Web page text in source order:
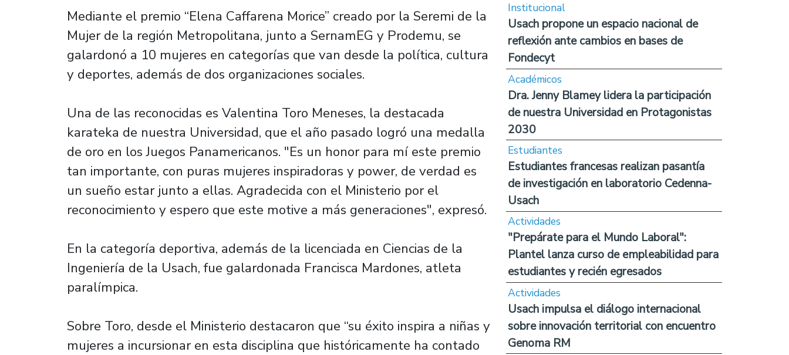
Mediante el premio “Elena Caffarena Morice” creado por la Seremi de la
Mujer de la región Metropolitana, junto a SernamEG y Prodemu, se
galardonó a 10 mujeres en categorías que van desde la política, cultura
y deportes, además de dos organizaciones sociales.
Una de las reconocidas es Valentina Toro Meneses, la destacada
karateka de nuestra Universidad, que el año pasado logró una medalla
de oro en los Juegos Panamericanos. "Es un honor para mí este premio
tan importante, con puras mujeres inspiradoras y power, de verdad es
un sueño estar junto a ellas. Agradecida con el Ministerio por el
reconocimiento y espero que este motive a más generaciones", expresó.
En la categoría deportiva, además de la licenciada en Ciencias de la
Ingeniería de la Usach, fue galardonada Francisca Mardones, atleta
paralímpica.
Sobre Toro, desde el Ministerio destacaron que “su éxito inspira a niñas y
mujeres a incursionar en esta disciplina que históricamente ha contado
Institucional
Usach propone un espacio nacional de
reflexión ante cambios en bases de
Fondecyt
Académicos
Dra. Jenny Blamey lidera la participación
de nuestra Universidad en Protagonistas
2030
Estudiantes
Estudiantes francesas realizan pasantía
de investigación en laboratorio Cedenna-
Usach
Actividades
"Prepárate para el Mundo Laboral":
Plantel lanza curso de empleabilidad para
estudiantes y recién egresados
Actividades
Usach impulsa el diálogo internacional
sobre innovación territorial con encuentro
Genoma RM